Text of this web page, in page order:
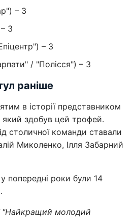
– 3
3
– 3
/ "Полісся") – 3
раніше
в історії представником
який здобув цей трофей.
столичної команди ставали
Миколенко, Ілля Забарний
попередні роки були 14
"Найкращий молодий